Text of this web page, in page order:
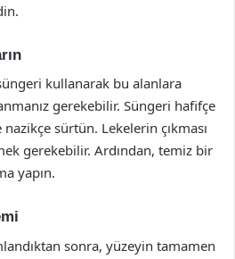
kullanarak bu alanlara
gerekebilir. Süngeri hafifçe
sürtün. Lekelerin çıkması
gerekebilir. Ardından, temiz bir
yapın.
sonra, yüzeyin tamamen